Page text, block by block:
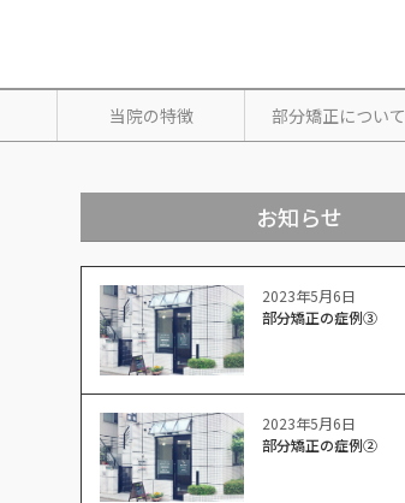
当院の特徴 部分矯正について
お知らせ
2023年5月6日
部分矯正の症例③
2023年5月6日
部分矯正の症例②